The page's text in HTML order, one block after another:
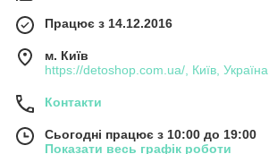
Працює з 14.12.2016
м. Київ
https://detoshop.com.ua/, Київ, Україна
Контакти
Сьогодні працює з 10:00 до 19:00
Показати весь графік роботи